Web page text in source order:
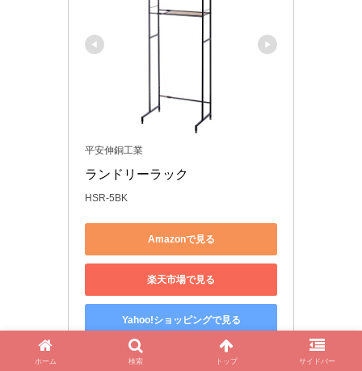
平安伸銅工業
HSR-5BK
Amazonで見る
楽天市場で見る
Yahoo!ショッピングで見る
ホーム 検索 トップ サイドバー